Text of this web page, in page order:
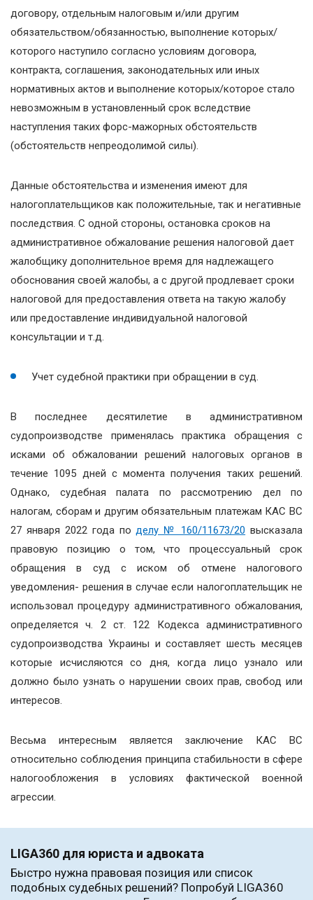
договору, отдельным налоговым и/или другим
обязательством/обязанностью, выполнение которых/
которого наступило согласно условиям договора,
контракта, соглашения, законодательных или иных
нормативных актов и выполнение которых/которое стало
невозможным в установленный срок вследствие
наступления таких форс-мажорных обстоятельств
(обстоятельств непреодолимой силы).
Данные обстоятельства и изменения имеют для
налогоплательщиков как положительные, так и негативные
последствия. С одной стороны, остановка сроков на
административное обжалование решения налоговой дает
жалобщику дополнительное время для надлежащего
обоснования своей жалобы, а с другой продлевает сроки
налоговой для предоставления ответа на такую жалобу
или предоставление индивидуальной налоговой
консультации и т.д.
Учет судебной практики при обращении в суд.
В последнее десятилетие в административном
судопроизводстве применялась практика обращения с
исками об обжаловании решений налоговых органов в
течение 1095 дней с момента получения таких решений.
Однако, судебная палата по рассмотрению дел по
налогам, сборам и другим обязательным платежам КАС ВС
27 января 2022 года поделу № 160/11673/20 высказала
правовую позицию о том, что процессуальный срок
обращения в суд с иском об отмене налогового
уведомления- решения в случае если налогоплательщик не
использовал процедуру административного обжалования,
определяется ч. 2 ст. 122 Кодекса административного
судопроизводства Украины и составляет шесть месяцев
которые исчисляются со дня, когда лицо узнало или
должно было узнать о нарушении своих прав, свобод или
интересов.
Весьма интересным является заключение КАС ВС
относительно соблюдения принципа стабильности в сфере
налогообложения в условиях фактической военной
агрессии.
LIGA360 для юриста и адвоката
Быстро нужна правовая позиция или список
подобных судебных решений? Попробуй LIGA360